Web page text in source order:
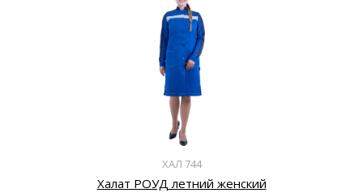
ХАЛ 744
Халат РОУД летний женский